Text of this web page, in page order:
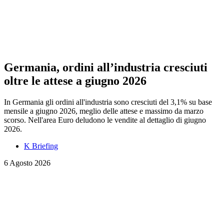
Germania, ordini all’industria cresciuti
oltre le attese a giugno 2026
In Germania gli ordini all'industria sono cresciuti del 3,1% su base
mensile a giugno 2026, meglio delle attese e massimo da marzo
scorso. Nell'area Euro deludono le vendite al dettaglio di giugno
2026.
K Briefing
6 Agosto 2026